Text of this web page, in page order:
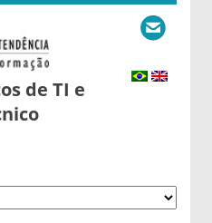
de TI e